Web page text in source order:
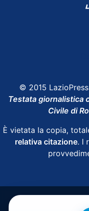
© 2015
Testata giornalistica
Civile di
È vietata la copia,
relativa citazione. I